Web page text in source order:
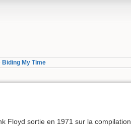
Biding My Time
Floyd sortie en 1971 sur la compilation